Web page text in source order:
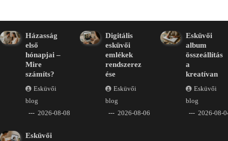
Házasság
első
hónapjai –
Mire
számíts?
Esküvői
blog
2026-08-08
Digitális
esküvői
emlékek
rendszerez
ése
Esküvői
blog
2026-08-06
Esküvői
album
összeállítás
a
kreatívan
Esküvői
blog
2026-08-
Esküvői